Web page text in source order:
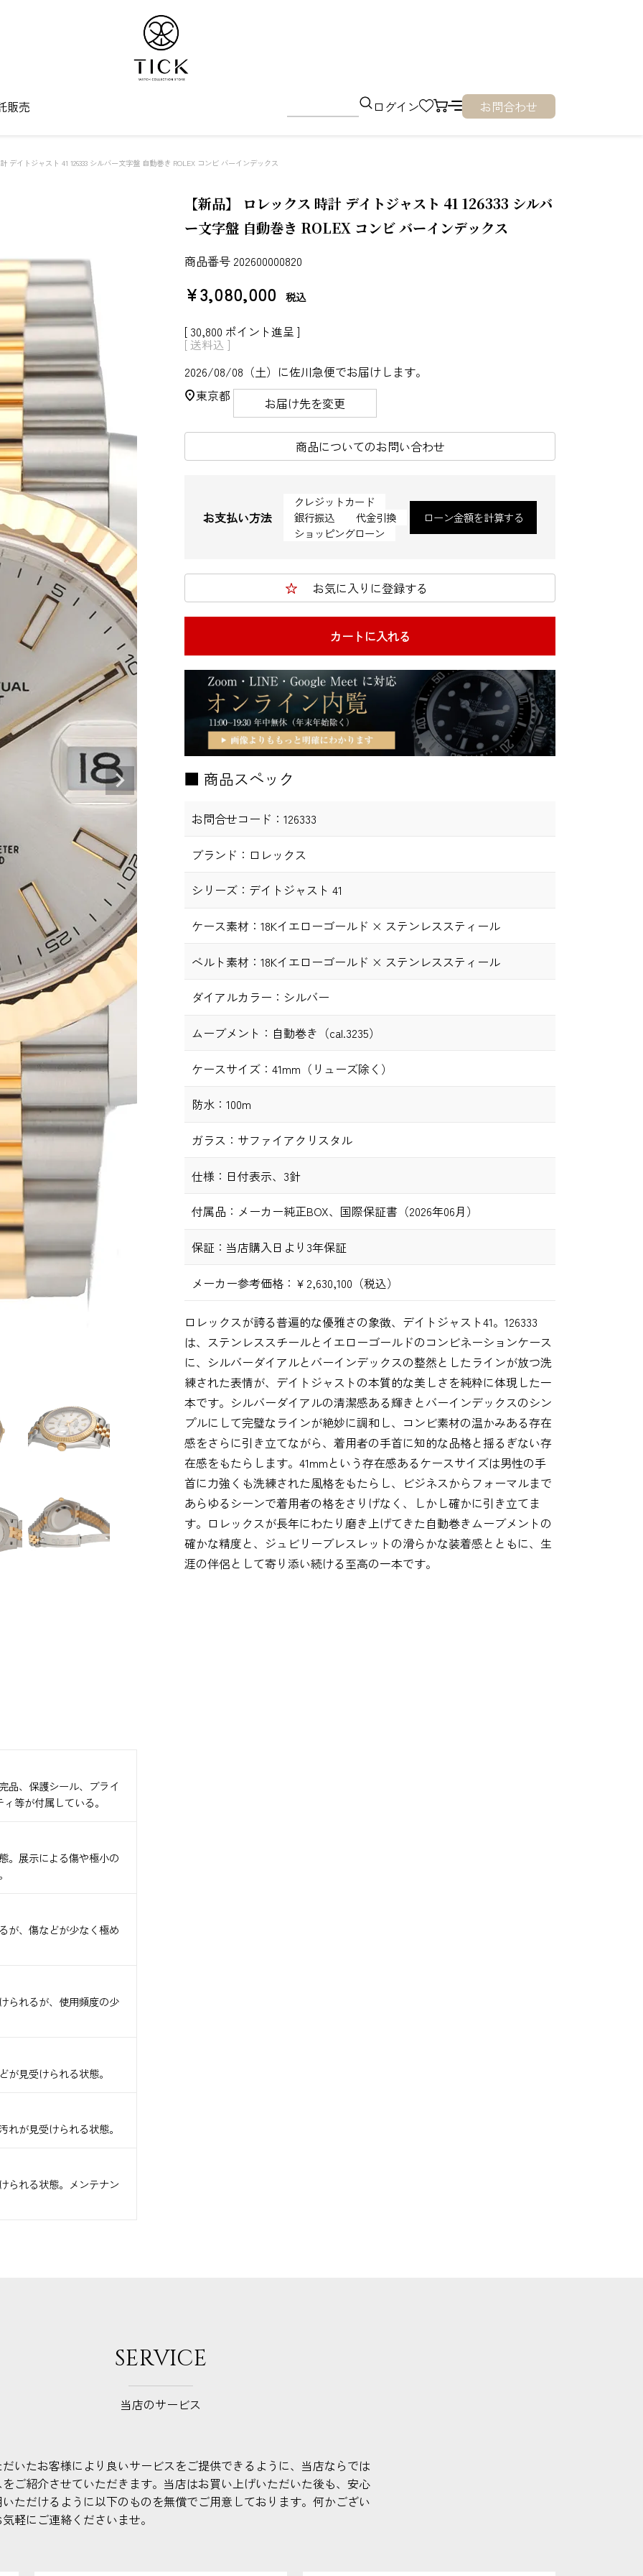
販売 ログイン お問合わせ
デイトジャスト 41 126333 シルバー文字盤 自動巻き ROLEX コンビ バーインデックス
品、保護シール、ブライ
等が付属している。
。展示による傷や極小の
が、傷などが少なく極め
られるが、使用頻度の少
が見受けられる状態。
れが見受けられる状態。
られる状態。メンテナン
【新品】 ロレックス 時計 デイトジャスト 41 126333 シルバ
ー文字盤 自動巻き ROLEX コンビ バーインデックス
商品番号 202600000820
¥3,080,000 税込
[ 30,800 ポイント進呈 ]
送料込
2026/08/08（土） に佐川急便でお届けします。
東京都
お届け先を変更
商品についてのお問い合わせ
お支払い方法
クレジットカード
銀行振込
代金引換
ショッピングローン
ローン金額を計算する
お気に入りに登録する
カートに入れる
■ 商品スペック
お問合せコード：126333
ブランド： ロレックス
シリーズ： デイトジャスト 41
ケース素材：18Kイエローゴールド × ステンレススティール
ベルト素材：18Kイエローゴールド × ステンレススティール
ダイアルカラー： シルバー
ムーブメント： 自動巻き（cal.3235）
ケースサイズ：41mm（リューズ除く）
防水：100m
ガラス： サファイアクリスタル
仕様： 日付表示、3針
付属品： メーカー純正BOX、国際保証書（2026年06月）
保証： 当店購入日より3年保証
メーカー参考価格： ￥2,630,100（税込）
ロレックスが誇る普遍的な優雅さの象徴、デイトジャスト41。126333
は、ステンレススチールとイエローゴールドのコンビネーションケース
に、シルバーダイアルとバーインデックスの整然としたラインが放つ洗
練された表情が、デイトジャストの本質的な美しさを純粋に体現した一
本です。シルバーダイアルの清潔感ある輝きとバーインデックスのシン
プルにして完璧なラインが絶妙に調和し、コンビ素材の温かみある存在
感をさらに引き立てながら、着用者の手首に知的な品格と揺るぎない存
在感をもたらします。41mmという存在感あるケースサイズは男性の手
首に力強くも洗練された風格をもたらし、ビジネスからフォーマルまで
あらゆるシーンで着用者の格をさりげなく、しかし確かに引き立てま
す。ロレックスが長年にわたり磨き上げてきた自動巻きムーブメントの
確かな精度と、ジュビリーブレスレットの滑らかな装着感とともに、生
涯の伴侶として寄り添い続ける至高の一本です。
SERVICE
当店のサービス
いたお客様により良いサービスをご提供できるように、当店ならでは
ご紹介させていただきます。当店はお買い上げいただいた後も、安心
ただけるように以下のものを無償でご用意しております。何かござい
軽にご連絡くださいませ。